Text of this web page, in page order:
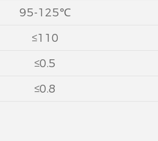
95-125℃
≤110
≤0.5
≤0.8